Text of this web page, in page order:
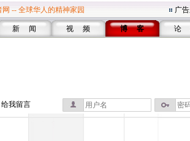
网 -- 全球华人的精神家园 广
新 闻 视 频 博 客 论
给我留言